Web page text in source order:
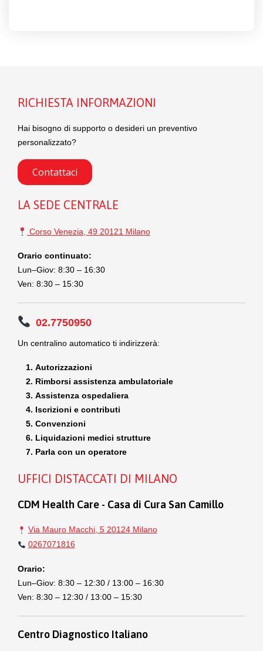
RICHIESTA INFORMAZIONI
Hai bisogno di supporto o desideri un preventivo
personalizzato?
Contattaci
LA SEDE CENTRALE
Corso Venezia, 49 20121 Milano
Orario continuato:
Lun–Giov: 8:30 – 16:30
Ven: 8:30 – 15:30
02.7750950
Un centralino automatico ti indirizzerà:
Autorizzazioni
Rimborsi assistenza ambulatoriale
Assistenza ospedaliera
Iscrizioni e contributi
Convenzioni
Liquidazioni medici strutture
Parla con un operatore
UFFICI DISTACCATI DI MILANO
CDM Health Care - Casa di Cura San Camillo
Via Mauro Macchi, 5 20124 Milano
0267071816
Orario:
Lun–Giov: 8:30 – 12:30 / 13:00 – 16:30
Ven: 8:30 – 12:30 / 13:00 – 15:30
Centro Diagnostico Italiano